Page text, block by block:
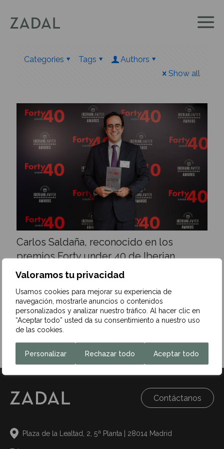
Valoramos tu privacidad
Usamos cookies para mejorar su experiencia de
navegación, mostrarle anuncios o contenidos
personalizados y analizar nuestro tráfico. Al hacer clic en
“Aceptar todo” usted da su consentimiento a nuestro uso
de las cookies.
Personalizar Rechazar todo Aceptar todo
Categories Tags
Authors
Show all
Carlos Saldaña, reconocido en los
premios Forty under 40 de Iberian
Lawyer
10 de octubre de 2024
Nuestro compañero Carlos Saldaña Alarcón de la Lastra
ha sido reconocido en los Premios Forty Under 40 de
Iberian Lawyer…
Contáctanos
Plaza de la Lealtad, 2, 5ª Planta | 28014 Madrid